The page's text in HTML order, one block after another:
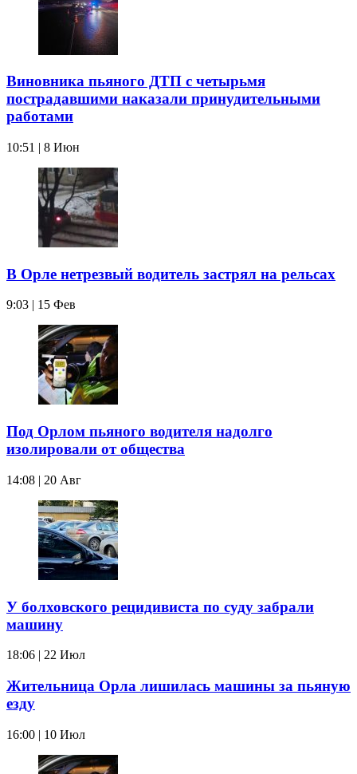
Виновника пьяного ДТП с четырьмя
пострадавшими наказали принудительными
работами
10:51 | 8 Июн
В Орле нетрезвый водитель застрял на рельсах
9:03 | 15 Фев
Под Орлом пьяного водителя надолго
изолировали от общества
14:08 | 20 Авг
У болховского рецидивиста по суду забрали
машину
18:06 | 22 Июл
Жительница Орла лишилась машины за пьяную
езду
16:00 | 10 Июл